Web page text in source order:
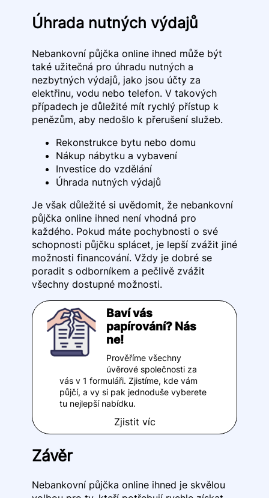
Úhrada nutných výdajů
Nebankovní půjčka online ihned může být
také užitečná pro úhradu nutných a
nezbytných výdajů, jako jsou účty za
elektřinu, vodu nebo telefon. V takových
případech je důležité mít rychlý přístup k
penězům, aby nedošlo k přerušení služeb.
Rekonstrukce bytu nebo domu
Nákup nábytku a vybavení
Investice do vzdělání
Úhrada nutných výdajů
Je však důležité si uvědomit, že nebankovní
půjčka online ihned není vhodná pro
každého. Pokud máte pochybnosti o své
schopnosti půjčku splácet, je lepší zvážit jiné
možnosti financování. Vždy je dobré se
poradit s odborníkem a pečlivě zvážit
všechny dostupné možnosti.
Baví vás
papírování? Nás
ne!
Prověříme všechny
úvěrové společnosti za
vás v 1 formuláři. Zjistíme, kde vám
půjčí, a vy si pak jednoduše vyberete
tu nejlepší nabídku.
Zjistit víc
Závěr
Nebankovní půjčka online ihned je skvělou